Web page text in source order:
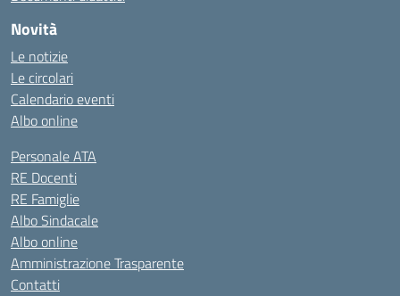
Novità
Le notizie
Le circolari
Calendario eventi
Albo online
Personale ATA
RE Docenti
RE Famiglie
Albo Sindacale
Albo online
Amministrazione Trasparente
Contatti